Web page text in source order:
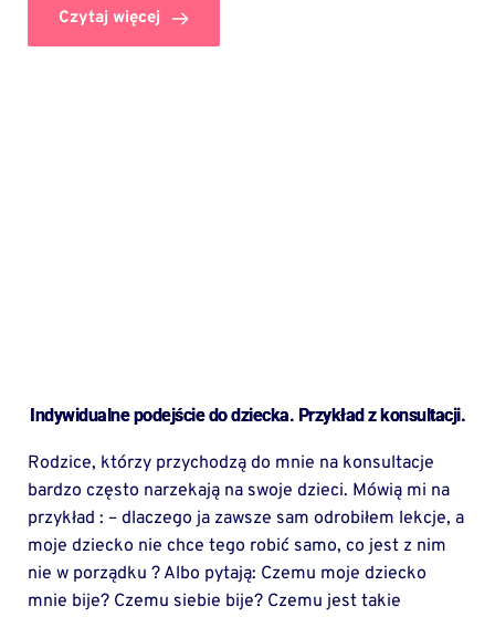
Czytaj więcej
Indywidualne podejście do dziecka. Przykład z konsultacji.
Rodzice, którzy przychodzą do mnie na konsultacje
bardzo często narzekają na swoje dzieci. Mówią mi na
przykład : – dlaczego ja zawsze sam odrobiłem lekcje, a
moje dziecko nie chce tego robić samo, co jest z nim
nie w porządku ? Albo pytają: Czemu moje dziecko
mnie bije? Czemu siebie bije? Czemu jest takie